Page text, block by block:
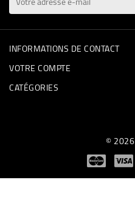
INFORMATIONS DE CONTACT
VOTRE COMPTE
CATÉGORIES
©